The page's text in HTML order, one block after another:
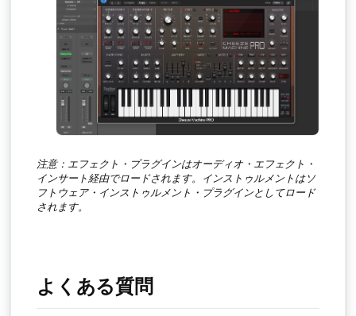
注意：エフェクト・プラグインはオーディオ・エフェクト・
インサート経由でロードされます。インストゥルメントはソ
フトウェア・インストゥルメント・プラグインとしてロード
されます。
よくある質問